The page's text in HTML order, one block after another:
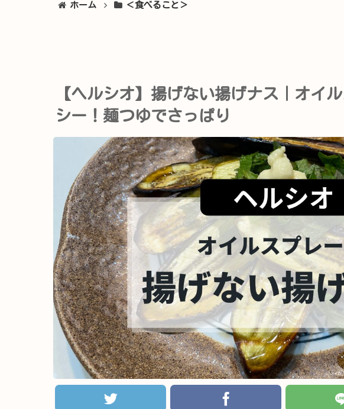
ホーム ＜食べること＞
【ヘルシオ】揚げない揚げナス｜オイ
シー！麺つゆでさっぱり